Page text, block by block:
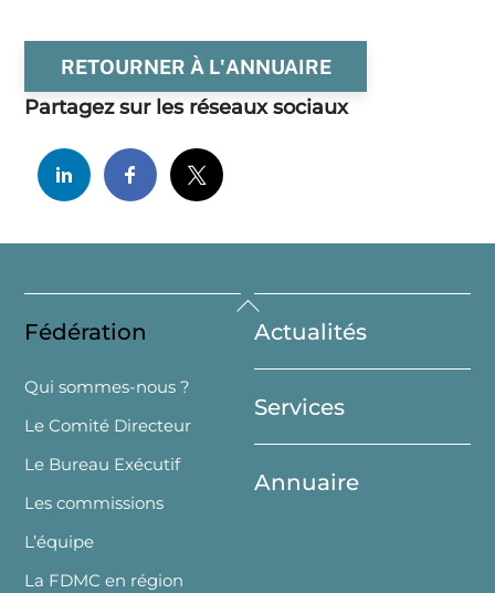
RETOURNER À L'ANNUAIRE
Partagez sur les réseaux sociaux
Back
To
Top
Fédération
Qui sommes-nous ?
Le Comité Directeur
Le Bureau Exécutif
Les commissions
L’équipe
La FDMC en région
Actualités
Services
Annuaire